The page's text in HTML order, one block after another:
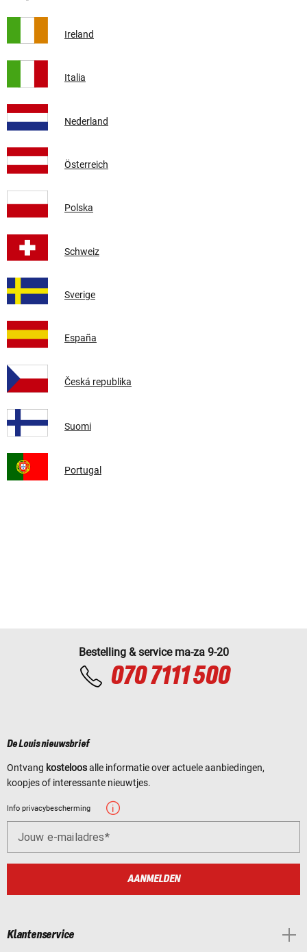
Ireland
Italia
Nederland
Österreich
Polska
Schweiz
Sverige
España
Česká republika
Suomi
Portugal
Bestelling & service ma-za 9-20
070 7111 500
De Louis nieuwsbrief
Ontvang kosteloosalle informatie over actuele aanbiedingen,
koopjes of interessante nieuwtjes.
Info privacybescherming
Jouw e-mailadres
AANMELDEN
Klantenservice